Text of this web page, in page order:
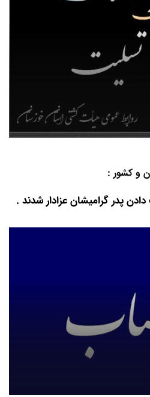
و کشور :
پدر گرامیشان عزادار شدند .